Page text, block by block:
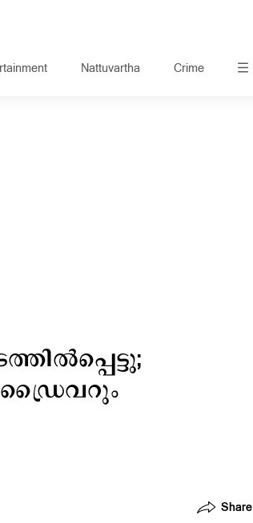
Nattuvartha Crime
ഡ്രൈവറും
Share